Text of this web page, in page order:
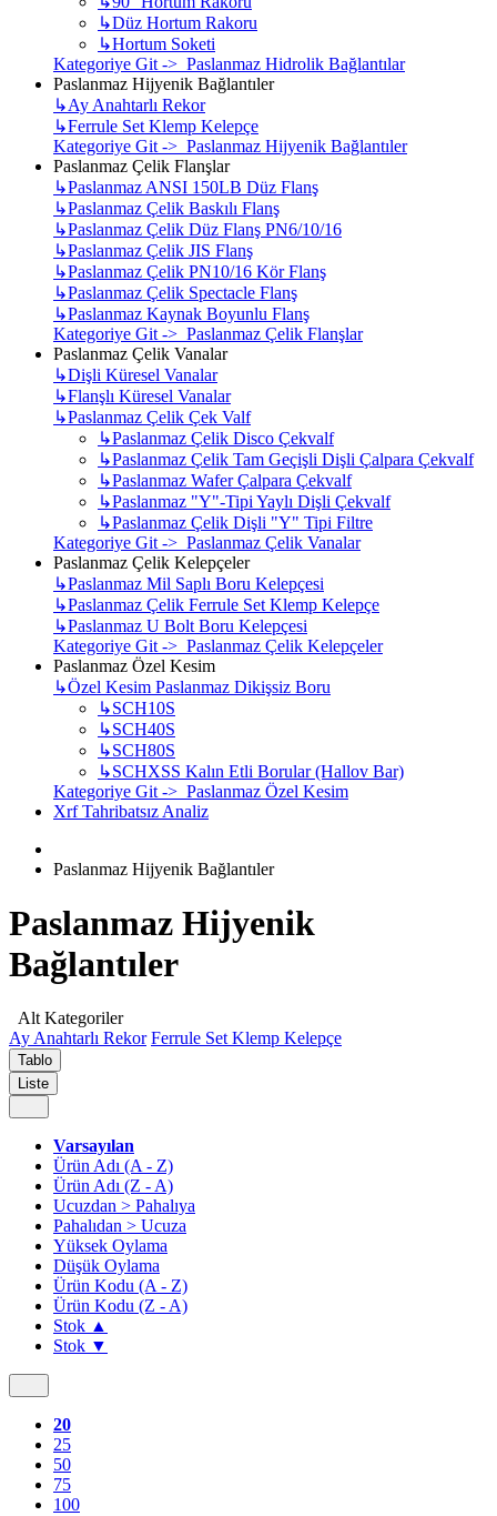
↳Düz Hortum Rakoru
↳Hortum Soketi
Kategoriye Git -> Paslanmaz Hidrolik Bağlantılar
Paslanmaz Hijyenik Bağlantıler
↳Ay Anahtarlı Rekor
↳Ferrule Set Klemp Kelepçe
Kategoriye Git -> Paslanmaz Hijyenik Bağlantıler
Paslanmaz Çelik Flanşlar
↳Paslanmaz ANSI 150LB Düz Flanş
↳Paslanmaz Çelik Baskılı Flanş
↳Paslanmaz Çelik Düz Flanş PN6/10/16
↳Paslanmaz Çelik JIS Flanş
↳Paslanmaz Çelik PN10/16 Kör Flanş
↳Paslanmaz Çelik Spectacle Flanş
↳Paslanmaz Kaynak Boyunlu Flanş
Kategoriye Git -> Paslanmaz Çelik Flanşlar
Paslanmaz Çelik Vanalar
↳Dişli Küresel Vanalar
↳Flanşlı Küresel Vanalar
↳Paslanmaz Çelik Çek Valf
↳Paslanmaz Çelik Disco Çekvalf
↳Paslanmaz Çelik Tam Geçişli Dişli Çalpara Çekvalf
↳Paslanmaz Wafer Çalpara Çekvalf
↳Paslanmaz "Y"-Tipi Yaylı Dişli Çekvalf
↳Paslanmaz Çelik Dişli "Y" Tipi Filtre
Kategoriye Git -> Paslanmaz Çelik Vanalar
Paslanmaz Çelik Kelepçeler
↳Paslanmaz Mil Saplı Boru Kelepçesi
↳Paslanmaz Çelik Ferrule Set Klemp Kelepçe
↳Paslanmaz U Bolt Boru Kelepçesi
Kategoriye Git -> Paslanmaz Çelik Kelepçeler
Paslanmaz Özel Kesim
↳Özel Kesim Paslanmaz Dikişsiz Boru
↳SCH10S
↳SCH40S
↳SCH80S
↳SCHXSS Kalın Etli Borular (Hallov Bar)
Kategoriye Git -> Paslanmaz Özel Kesim
Xrf Tahribatsız Analiz
Paslanmaz Hijyenik Bağlantıler
Paslanmaz Hijyenik
Bağlantıler
Alt Kategoriler
Ay Anahtarlı Rekor Ferrule Set Klemp Kelepçe
Tablo
Liste
Varsayılan
Ürün Adı (A - Z)
Ürün Adı (Z - A)
Ucuzdan > Pahalıya
Pahalıdan > Ucuza
Yüksek Oylama
Düşük Oylama
Ürün Kodu (A - Z)
Ürün Kodu (Z - A)
Stok ▲
Stok ▼
20
25
50
75
100